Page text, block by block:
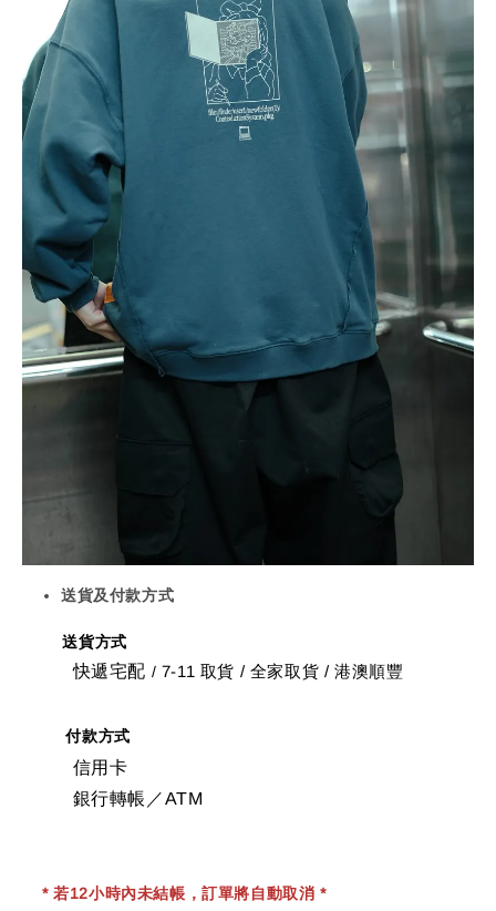
送貨及付款方式
送貨方式
快遞宅配 / 7-11 取貨 / 全家取貨 / 港澳順豐
付款方式
信用卡
銀行轉帳／ATM
* 若12小時內未結帳，訂單將自動取消 *